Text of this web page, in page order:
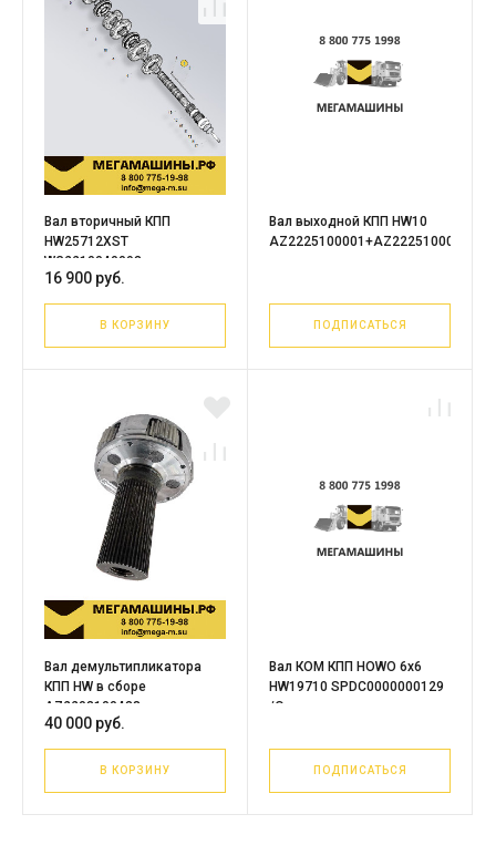
Вал вторичный КПП
HW25712XST
WG2210040093
16 900 руб.
В КОРЗИНУ
Вал выходной КПП HW10
AZ2225100001+AZ2225100002
ПОДПИСАТЬСЯ
Вал демультипликатора
КПП HW в сборе
AZ2203100438
40 000 руб.
В КОРЗИНУ
Вал КОМ КПП HOWO 6x6
HW19710 SPDC0000000129
/Оригинал
ПОДПИСАТЬСЯ